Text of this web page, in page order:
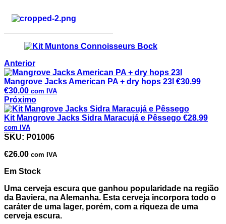
Anterior
Mangrove Jacks American PA + dry hops 23l €30.99
€30.00 com IVA
Próximo
Kit Mangrove Jacks Sidra Maracujá e Pêssego €28.99
com IVA
SKU: P01006
€26.00 com IVA
Em Stock
Uma cerveja escura que ganhou popularidade na região
da Baviera, na Alemanha. Esta cerveja incorpora todo o
caráter de uma lager, porém, com a riqueza de uma
cerveja escura.